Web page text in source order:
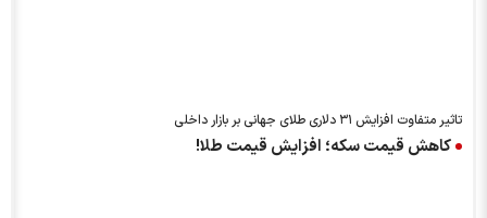
تاثیر متفاوت افزایش ۳۱ دلاری طلای جهانی بر بازار داخلی
کاهش قیمت سکه؛ افزایش قیمت طلا!